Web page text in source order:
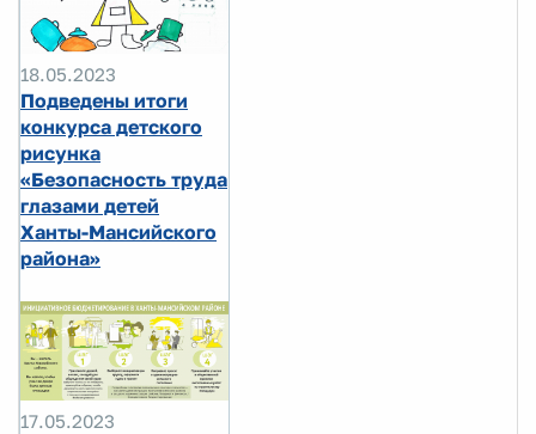
18.05.2023
Подведены итоги
конкурса детского
рисунка
«Безопасность труда
глазами детей
Ханты-Мансийского
района»
17.05.2023